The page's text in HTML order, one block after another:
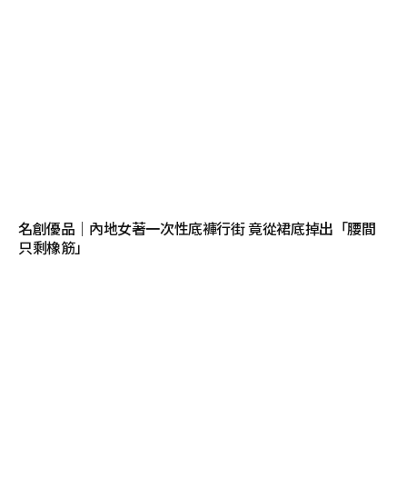
名創優品｜內地女著一次性底褲行街 竟從裙底掉出「腰間
只剩橡筋」